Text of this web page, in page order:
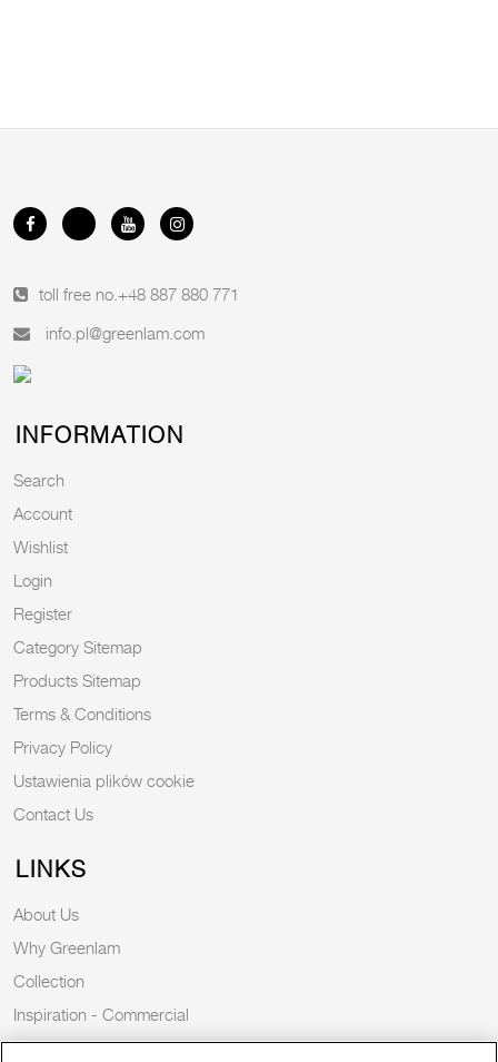
toll free no. +48 887 880 771
info.pl@greenlam.com
INFORMATION
Search
Account
Wishlist
Login
Register
Category Sitemap
Products Sitemap
Terms & Conditions
Privacy Policy
Ustawienia plików cookie
Contact Us
LINKS
About Us
Why Greenlam
Collection
Inspiration - Commercial
Inspiration - Residential